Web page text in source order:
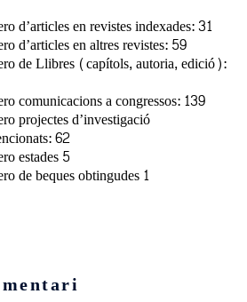
d’articles en revistes indexades: 31
d’articles en altres revistes: 59
de Llibres (capítols, autoria, edició):
comunicacions a congressos: 139
projectes d’investigació
62
estades 5
de beques obtingudes 1